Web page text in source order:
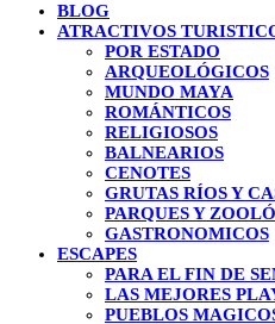
BLOG
ATRACTIVOS
POR ESTADO
ARQUEOLÓGICOS
MUNDO MAYA
ROMÁNTICOS
RELIGIOSOS
BALNEARIOS
CENOTES
GRUTAS RÍOS Y
PARQUES Y
GASTRONOMICOS
ESCAPES
PARA EL FIN DE
LAS MEJORES
PUEBLOS